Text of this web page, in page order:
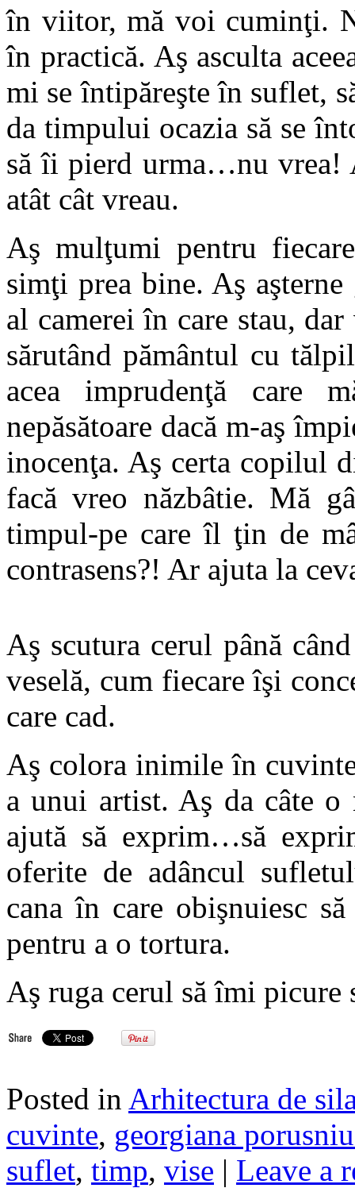
în viitor, mă voi cuminţi.
în practică. Aş asculta
mi se întipăreşte în suflet,
da timpului ocazia să se
să îi pierd urma…nu vrea!
atât cât vreau.
Aş mulţumi pentru
simţi prea bine. Aş
al camerei în care stau,
sărutând pământul cu
acea imprudenţă care
nepăsătoare dacă m-aş
inocenţa. Aş certa copilul
facă vreo năzbâtie. Mă
timpul-pe care îl ţin de
contrasens?! Ar ajuta la
Aş scutura cerul până
veselă, cum fiecare îşi
care cad.
Aş colora inimile în
a unui artist. Aş da câte o
ajută să exprim…să
oferite de adâncul
cana în care obişnuiesc
pentru a o tortura.
Aş ruga cerul să îmi picure
Posted in Arhitectura de
cuvinte, georgiana
suflet, timp, vise | Leave a